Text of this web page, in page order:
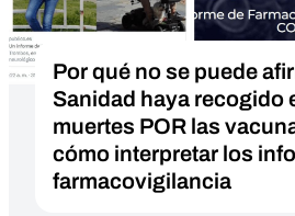
Por qué no se puede
Sanidad haya recogido
muertes POR las
cómo interpretar los
farmacovigilancia